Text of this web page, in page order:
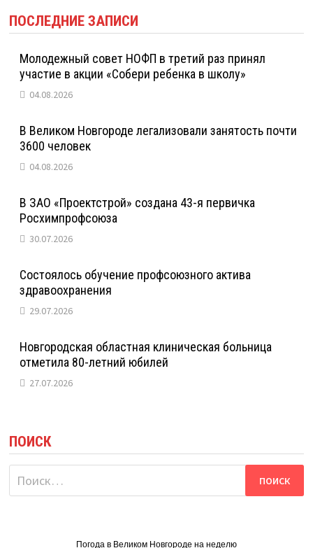
ПОСЛЕДНИЕ ЗАПИСИ
Молодежный совет НОФП в третий раз принял
участие в акции «Собери ребенка в школу»
04.08.2026
В Великом Новгороде легализовали занятость почти
3600 человек
04.08.2026
В ЗАО «Проектстрой» создана 43-я первичка
Росхимпрофсоюза
30.07.2026
Состоялось обучение профсоюзного актива
здравоохранения
29.07.2026
Новгородская областная клиническая больница
отметила 80-летний юбилей
27.07.2026
ПОИСК
Найти:
Погода в Великом Новгороде на неделю